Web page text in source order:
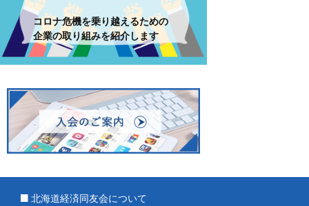
コロナ危機を乗り越えるための
企業の取り組みを紹介します
北海道経済同友会について